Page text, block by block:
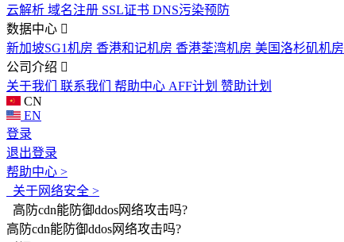
云解析 域名注册 SSL证书 DNS污染预防
数据中心
新加坡SG1机房 香港和记机房 香港荃湾机房 美国洛杉矶机房
公司介绍
关于我们 联系我们 帮助中心 AFF计划 赞助计划
CN
EN
登录
退出登录
帮助中心 >
关于网络安全 >
高防cdn能防御ddos网络攻击吗?
高防cdn能防御ddos网络攻击吗?